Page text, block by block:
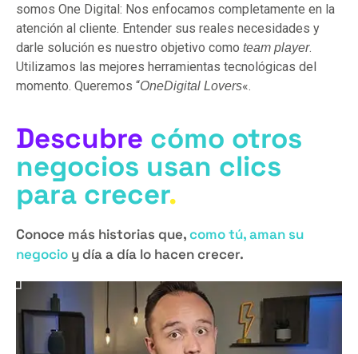
somos One Digital: Nos enfocamos completamente en la
atención al cliente. Entender sus reales necesidades y
darle solución es nuestro objetivo como team player.
Utilizamos las mejores herramientas tecnológicas del
momento. Queremos “OneDigital Lovers«.
Descubre cómo otros
negocios usan clics
para crecer.
Conoce más historias que,como tú, aman su
negocio y día a día lo hacen crecer.